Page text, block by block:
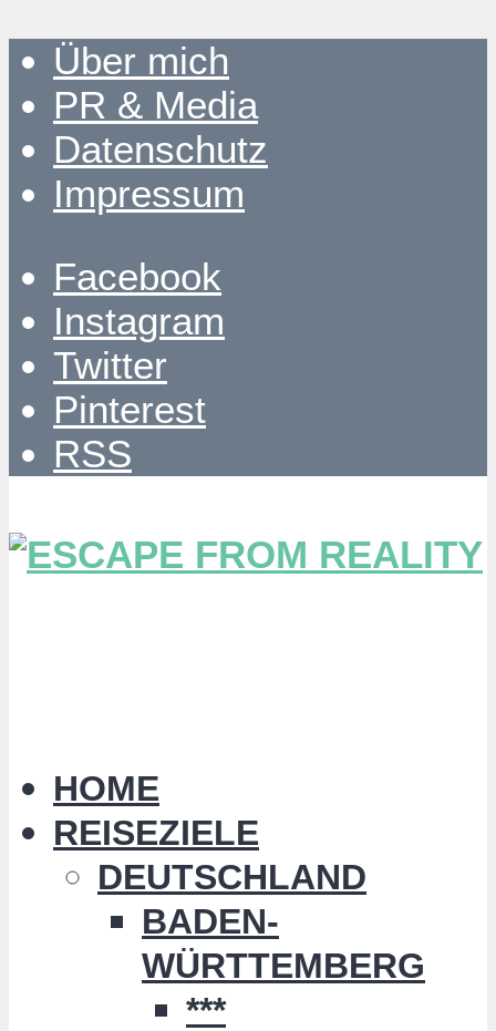
Über mich
PR & Media
Datenschutz
Impressum
Facebook
Instagram
Twitter
Pinterest
RSS
HOME
REISEZIELE
DEUTSCHLAND
BADEN-
WÜRTTEMBERG
***